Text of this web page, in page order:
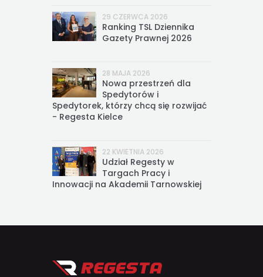
29 CZERWCA 2026
Ranking TSL Dziennika
Gazety Prawnej 2026
28 MAJA 2026
Nowa przestrzeń dla
Spedytorów i
Spedytorek, którzy chcą się rozwijać
- Regesta Kielce
22 KWIETNIA 2026
Udział Regesty w
Targach Pracy i
Innowacji na Akademii Tarnowskiej